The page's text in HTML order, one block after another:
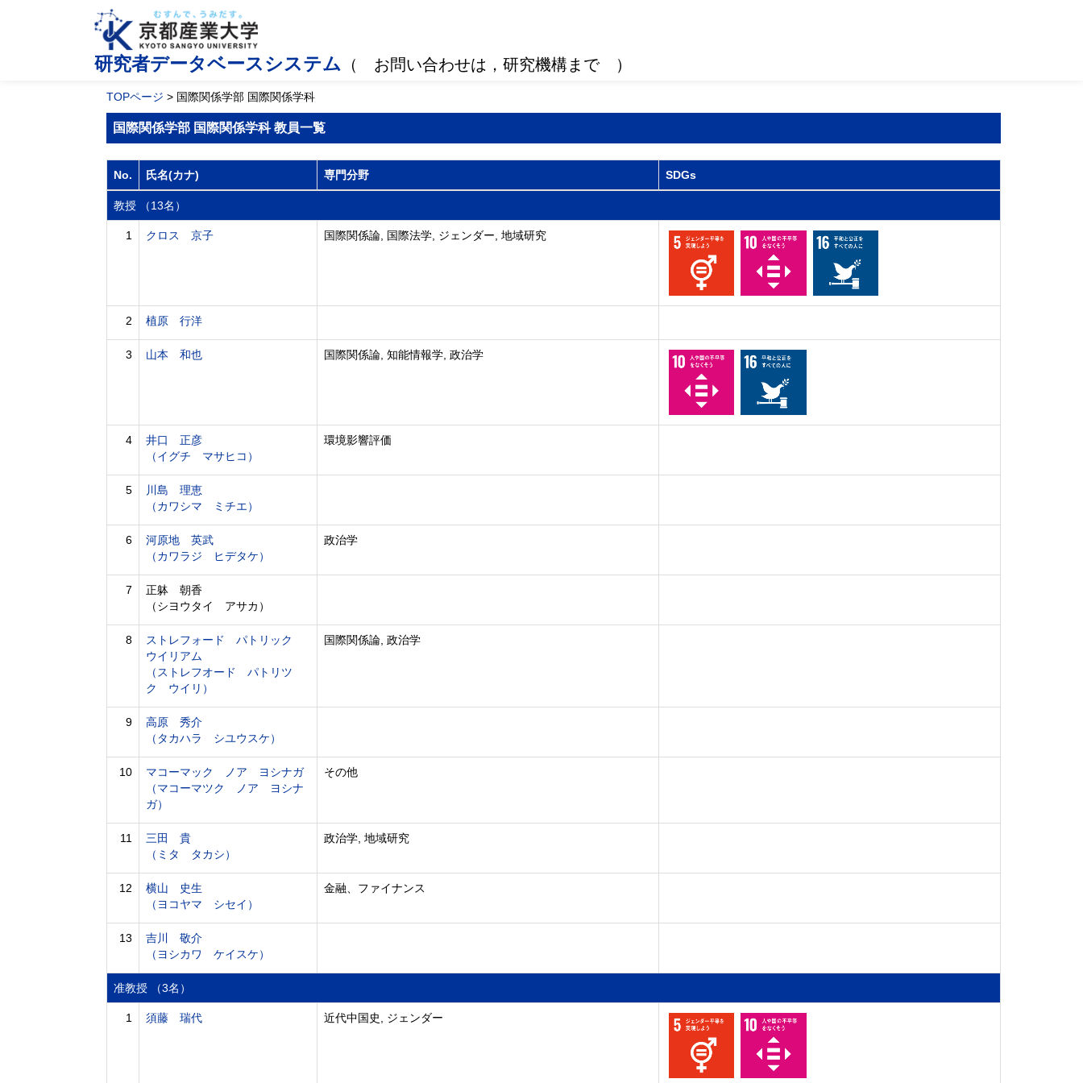
研究者データベースシステム （ お問い合わせは，研究機構まで ）
TOPページ > 国際関係学部 国際関係学科
国際関係学部 国際関係学科 教員一覧
No. 氏名(カナ) 専門分野 SDGs
教授 （13名）
1 クロス 京子 国際関係論, 国際法学, ジェンダー, 地域研究
2 植原 行洋
3 山本 和也 国際関係論, 知能情報学, 政治学
4
井口 正彦
（イグチ マサヒコ）
環境影響評価
5
川島 理恵
（カワシマ ミチエ）
6
河原地 英武
（カワラジ ヒデタケ）
政治学
7
正躰 朝香
（シヨウタイ アサカ）
8
ストレフォード パトリック
ウイリアム
（ストレフオード パトリツ
ク ウイリ）
国際関係論, 政治学
9
高原 秀介
（タカハラ シユウスケ）
10
マコーマック ノア ヨシナガ
（マコーマツク ノア ヨシナ
ガ）
その他
11
三田 貴
（ミタ タカシ）
政治学, 地域研究
12
横山 史生
（ヨコヤマ シセイ）
金融、ファイナンス
13
吉川 敬介
（ヨシカワ ケイスケ）
准教授 （3名）
1 須藤 瑞代 近代中国史, ジェンダー